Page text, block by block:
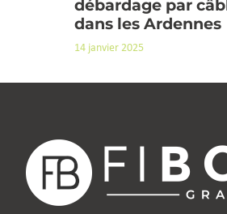
débardage par
dans les Ardennes
14 janvier 2025